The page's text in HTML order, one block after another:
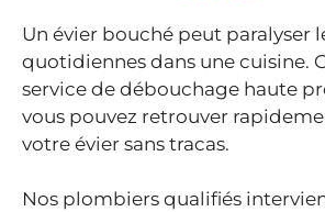
Un évier bouché peut paralyser
quotidiennes dans une cuisine.
service de débouchage haute
vous pouvez retrouver
votre évier sans tracas.
Nos plombiers qualifiés